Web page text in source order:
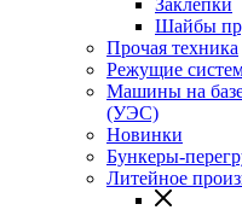
Заклепки
Шайбы
Прочая техника
Режущие
Машины на базе
(УЭС)
Новинки
Бункеры-
Литейное